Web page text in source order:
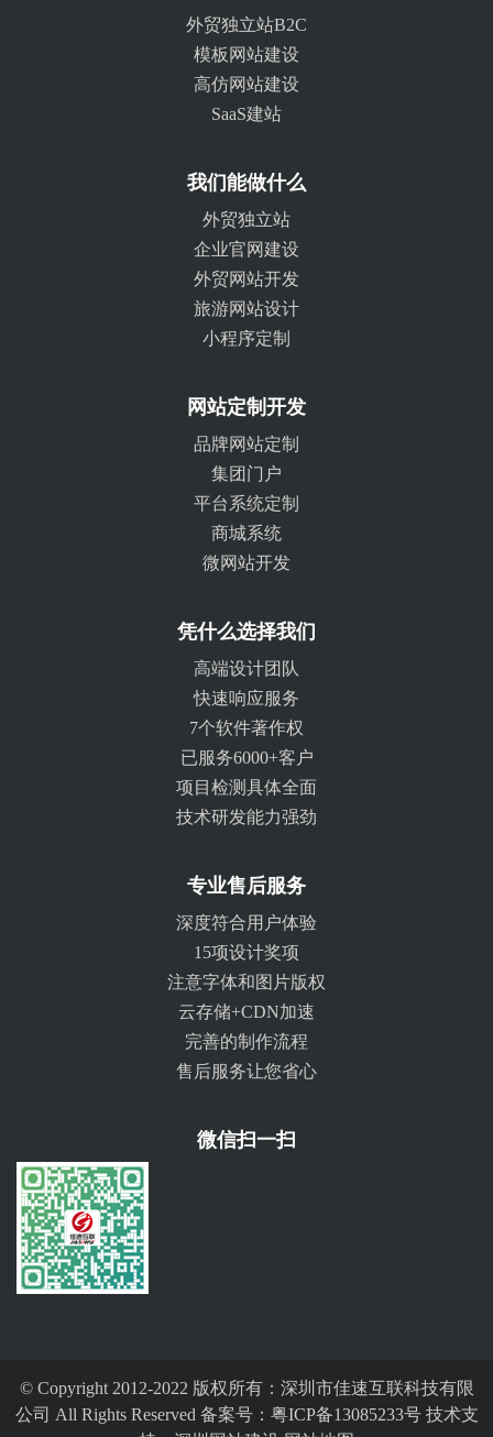
外贸独立站B2C
模板网站建设
高仿网站建设
SaaS建站
我们能做什么
外贸独立站
企业官网建设
外贸网站开发
旅游网站设计
小程序定制
网站定制开发
品牌网站定制
集团门户
平台系统定制
商城系统
微网站开发
凭什么选择我们
高端设计团队
快速响应服务
7个软件著作权
已服务6000+客户
项目检测具体全面
技术研发能力强劲
专业售后服务
深度符合用户体验
15项设计奖项
注意字体和图片版权
云存储+CDN加速
完善的制作流程
售后服务让您省心
微信扫一扫
© Copyright 2012-2022 版权所有：深圳市佳速互联科技有限
公司 All Rights Reserved 备案号： 粤ICP备13085233号技术支